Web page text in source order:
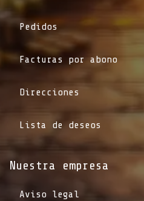
Pedidos
Facturas por abono
Direcciones
Lista de deseos
Nuestra empresa
Aviso legal